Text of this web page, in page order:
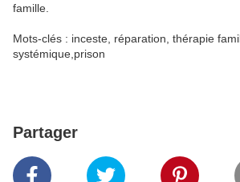
famille.
Mots-clés : inceste, réparation, thérapie
systémique,prison
Partager